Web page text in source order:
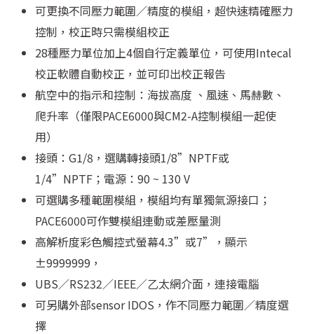
可更換不同壓力範圍／精度的模組，超快速精確壓力
控制，校正時只需模組校正
28種壓力單位加上4個自行定義單位，可使用Intecal
校正軟體自動校正，並可印出校正報告
航空中的指示和控制：海拔高度 、風速、馬赫數、
爬升率（僅限PACE6000與CM2-A控制模組一起使
用）
接頭：G1/8，選購轉接頭1/8”NPTF或
1/4”NPTF；電源：90 ~ 130 V
可選購多種範圍模組，模組均有單獨氣源接口；
PACE6000可作雙模組連動或差壓量測
高解析度彩色觸控式螢幕4.3”或7”，顯示
±9999999，
UBS／RS232／IEEE／乙太網介面，連接電腦
可另購外部sensor IDOS，作不同壓力範圍／精度選
擇